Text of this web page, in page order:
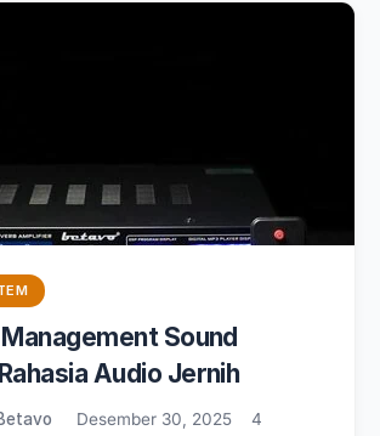
Management Sound
Audio Jernih
Desember 30, 2025 4